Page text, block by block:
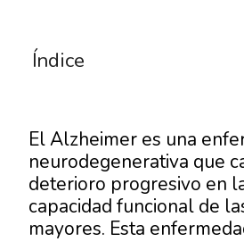
Índice
El Alzheimer es una
neurodegenerativa que
deterioro progresivo en
capacidad funcional de
mayores. Esta